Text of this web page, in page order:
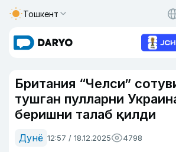
Тошкент
Британия “Челси”
тушган пулларни
беришни талаб қилди
Дунё 12:57 / 18.12.2025 4798